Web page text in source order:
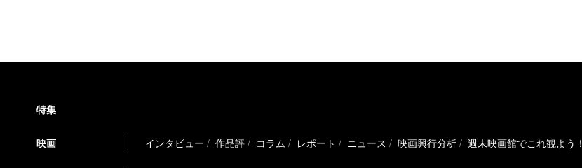
特集
映画 インタビュー 作品評 コラム レポート ニュース 映画興行分析 週末映画館でこれ観よう！